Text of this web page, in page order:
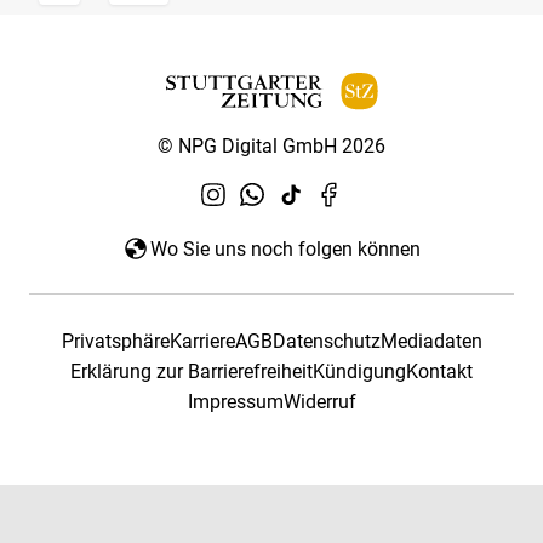
© NPG Digital GmbH 2026
Wo Sie uns noch folgen können
PrivatsphäreKarriereAGBDatenschutzMediadaten
Erklärung zur BarrierefreiheitKündigungKontakt
ImpressumWiderruf